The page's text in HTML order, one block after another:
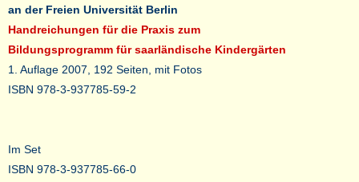
an der Freien Universität Berlin
Handreichungen für die Praxis zum
Bildungsprogramm für saarländische Kindergärten
1. Auflage 2007, 192 Seiten, mit Fotos
ISBN 978-3-937785-59-2
Im Set
ISBN 978-3-937785-66-0